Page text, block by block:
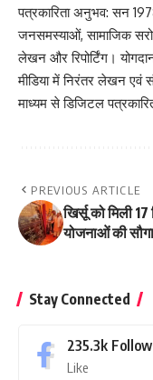
पत्रकारिता अनुभव: सन
जनसमस्याओं, सामाजिक
लेखन और रिपोर्टिंग।
मीडिया में निरंतर लेखन एवं
माध्यम से डिजिटल
PREVIOUS ARTICLE
खिर्सू को मिली
योजनाओं की
Stay Connected
235.3k
Like